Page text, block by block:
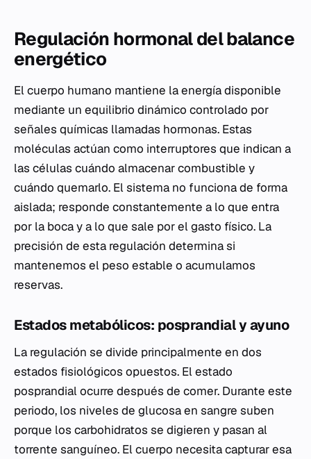
Regulación hormonal del balance
energético
El cuerpo humano mantiene la energía disponible
mediante un equilibrio dinámico controlado por
señales químicas llamadas hormonas. Estas
moléculas actúan como interruptores que indican a
las células cuándo almacenar combustible y
cuándo quemarlo. El sistema no funciona de forma
aislada; responde constantemente a lo que entra
por la boca y a lo que sale por el gasto físico. La
precisión de esta regulación determina si
mantenemos el peso estable o acumulamos
reservas.
Estados metabólicos: posprandial y ayuno
La regulación se divide principalmente en dos
estados fisiológicos opuestos. El estado
posprandial ocurre después de comer. Durante este
periodo, los niveles de glucosa en sangre suben
porque los carbohidratos se digieren y pasan al
torrente sanguíneo. El cuerpo necesita capturar esa